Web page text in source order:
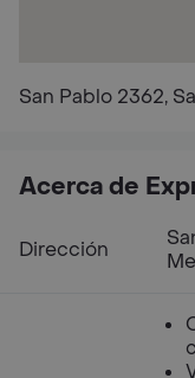
San Pablo 2362,
Acerca de
Dirección